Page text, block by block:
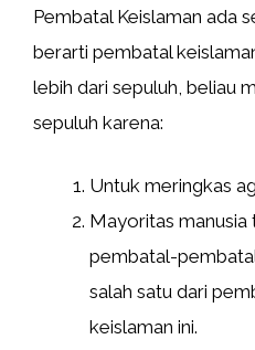
Pembatal Keislaman ada
berarti pembatal
lebih dari sepuluh, beliau
sepuluh karena:
Untuk meringkas
Mayoritas
pembatal-
salah satu dari
keislaman ini.